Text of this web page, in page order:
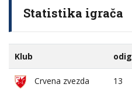
Statistika igrača
Klub odig
Crvena zvezda 13